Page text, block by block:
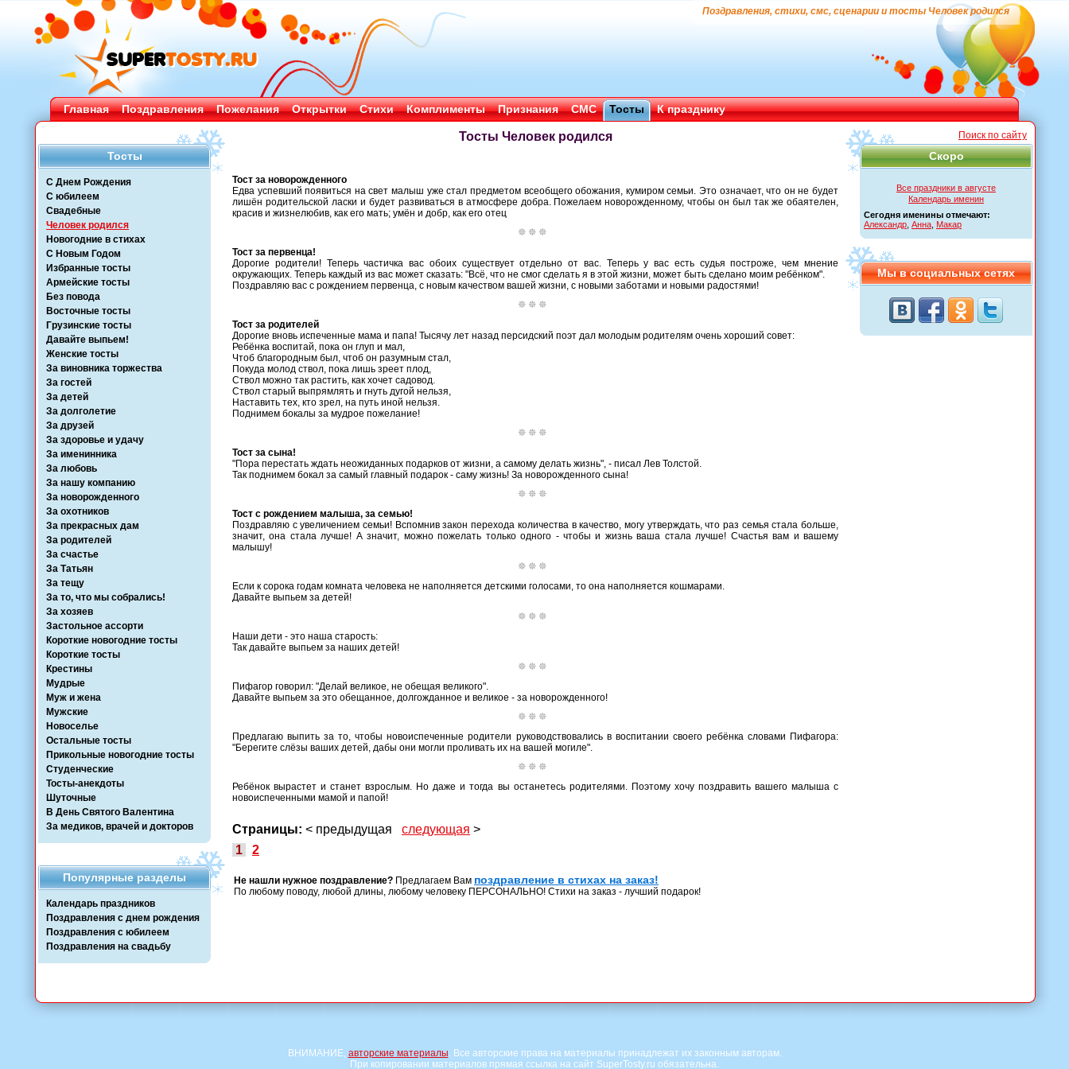
Поздравления, стихи, смс, сценарии и тосты Человек родился
Главная Поздравления Пожелания Открытки Стихи Комплименты Признания СМС Тосты К празднику
Тосты
С Днем Рождения
С юбилеем
Свадебные
Человек родился
Новогодние в стихах
С Новым Годом
Избранные тосты
Армейские тосты
Без повода
Восточные тосты
Грузинские тосты
Давайте выпьем!
Женские тосты
За виновника торжества
За гостей
За детей
За долголетие
За друзей
За здоровье и удачу
За именинника
За любовь
За нашу компанию
За новорожденного
За охотников
За прекрасных дам
За родителей
За счастье
За Татьян
За тещу
За то, что мы собрались!
За хозяев
Застольное ассорти
Короткие новогодние тосты
Короткие тосты
Крестины
Мудрые
Муж и жена
Мужские
Новоселье
Остальные тосты
Прикольные новогодние тосты
Студенческие
Тосты-анекдоты
Шуточные
В День Святого Валентина
За медиков, врачей и докторов
Популярные разделы
Календарь праздников
Поздравления с днем рождения
Поздравления с юбилеем
Поздравления на свадьбу
Поиск по сайту
Скоро
Все праздники в августе
Календарь именин
Сегодня именины отмечают:
Александр Анна Макар
Мы в социальных сетях
Тосты Человек родился
Тост за новорожденного
Едва успевший появиться на свет малыш уже стал предметом всеобщего обожания, кумиром семьи. Это означает, что он не будет
лишён родительской ласки и будет развиваться в атмосфере добра. Пожелаем новорожденному, чтобы он был так же обаятелен,
красив и жизнелюбив, как его мать; умён и добр, как его отец
Тост за первенца!
Дорогие родители! Теперь частичка вас обоих существует отдельно от вас. Теперь у вас есть судья построже, чем мнение
окружающих. Теперь каждый из вас может сказать: "Всё, что не смог сделать я в этой жизни, может быть сделано моим ребёнком".
Поздравляю вас с рождением первенца, с новым качеством вашей жизни, с новыми заботами и новыми радостями!
Тост за родителей
Дорогие вновь испеченные мама и папа! Тысячу лет назад персидский поэт дал молодым родителям очень хороший совет:
Ребёнка воспитай, пока он глуп и мал,
Чтоб благородным был, чтоб он разумным стал,
Покуда молод ствол, пока лишь зреет плод,
Ствол можно так растить, как хочет садовод.
Ствол старый выпрямлять и гнуть дугой нельзя,
Наставить тех, кто зрел, на путь иной нельзя.
Поднимем бокалы за мудрое пожелание!
Тост за сына!
"Пора перестать ждать неожиданных подарков от жизни, а самому делать жизнь", - писал Лев Толстой.
Так поднимем бокал за самый главный подарок - саму жизнь! За новорожденного сына!
Тост с рождением малыша, за семью!
Поздравляю с увеличением семьи! Вспомнив закон перехода количества в качество, могу утверждать, что раз семья стала больше,
значит, она стала лучше! А значит, можно пожелать только одного - чтобы и жизнь ваша стала лучше! Счастья вам и вашему
малышу!
Если к сорока годам комната человека не наполняется детскими голосами, то она наполняется кошмарами.
Давайте выпьем за детей!
Наши дети - это наша старость:
Так давайте выпьем за наших детей!
Пифагор говорил: "Делай великое, не обещая великого".
Давайте выпьем за это обещанное, долгожданное и великое - за новорожденного!
Предлагаю выпить за то, чтобы новоиспеченные родители руководствовались в воспитании своего ребёнка словами Пифагора:
"Берегите слёзы ваших детей, дабы они могли проливать их на вашей могиле".
Ребёнок вырастет и станет взрослым. Но даже и тогда вы останетесь родителями. Поэтому хочу поздравить вашего малыша с
новоиспеченными мамой и папой!
Страницы: < предыдущая следующая >
1
2
Не нашли нужное поздравление? Предлагаем Вам поздравление в стихах на заказ!
По любому поводу, любой длины, любому человеку ПЕРСОНАЛЬНО! Стихи на заказ - лучший подарок!
ВНИМАНИЕ, авторские материалы. Все авторские права на материалы принадлежат их законным авторам.
При копировании материалов прямая ссылка на сайт SuperTosty.ru обязательна.